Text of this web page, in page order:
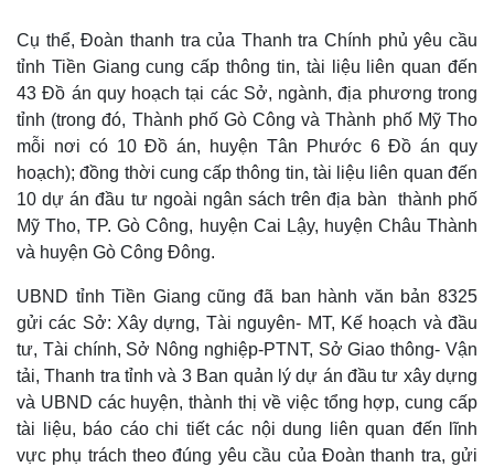
Cụ thể, Đoàn thanh tra của Thanh tra Chính phủ yêu cầu
tỉnh Tiền Giang cung cấp thông tin, tài liệu liên quan đến
43 Đồ án quy hoạch tại các Sở, ngành, địa phương trong
tỉnh (trong đó, Thành phố Gò Công và Thành phố Mỹ Tho
mỗi nơi có 10 Đồ án, huyện Tân Phước 6 Đồ án quy
hoạch); đồng thời cung cấp thông tin, tài liệu liên quan đến
10 dự án đầu tư ngoài ngân sách trên địa bàn thành phố
Mỹ Tho, TP. Gò Công, huyện Cai Lậy, huyện Châu Thành
và huyện Gò Công Đông.
UBND tỉnh Tiền Giang cũng đã ban hành văn bản 8325
gửi các Sở: Xây dựng, Tài nguyên- MT, Kế hoạch và đầu
tư, Tài chính, Sở Nông nghiệp-PTNT, Sở Giao thông- Vận
tải, Thanh tra tỉnh và 3 Ban quản lý dự án đầu tư xây dựng
và UBND các huyện, thành thị về việc tổng hợp, cung cấp
tài liệu, báo cáo chi tiết các nội dung liên quan đến lĩnh
vực phụ trách theo đúng yêu cầu của Đoàn thanh tra, gửi